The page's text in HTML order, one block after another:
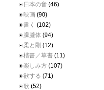
日本の音 (46)
映画 (90)
書く (102)
朦朧体 (94)
柔と剛 (12)
楷書／草書 (11)
楽しみ方 (107)
欲する (71)
歌 (52)